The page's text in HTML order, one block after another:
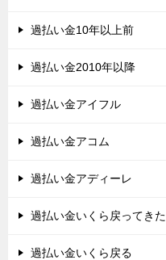
過払い金10年以上前
過払い金2010年以降
過払い金アイフル
過払い金アコム
過払い金アディーレ
過払い金いくら戻ってきた
過払い金いくら戻る